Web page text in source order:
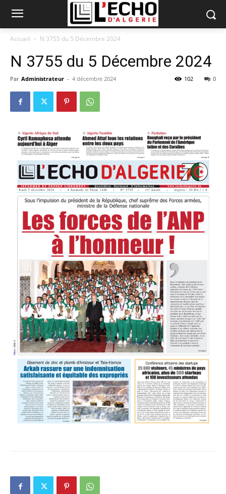
Accueil N 3755 du 5 Décembre 2024
N 3755 du 5 Décembre 2024
Par Administrateur - 4 décembre 2024 0
102